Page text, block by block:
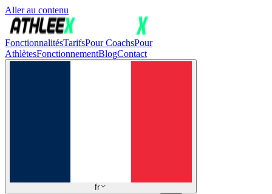
Aller au contenu
FonctionnalitésTarifsPour CoachsPour
AthlètesFonctionnementBlogContact
fr